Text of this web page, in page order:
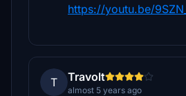
https://youtu.be/
T Travolt
almost 5 years ago